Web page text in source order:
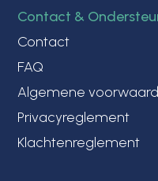
Contact &
Contact
FAQ
Algemene
Privacyreglement
Klachtenreglement